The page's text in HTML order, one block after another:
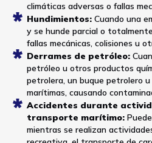
climáticas adversas o fallas
Hundimientos: Cuando una
y se hunde parcial o
fallas mecánicas, colisiones u
Derrames de petróleo:
petróleo u otros productos
petrolera, un buque petrolero
marítimas, causando
Accidentes durante
transporte marítimo:
mientras se realizan